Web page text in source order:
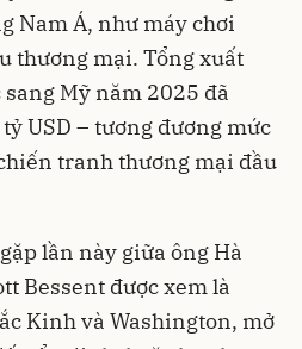
Nam Á, như máy chơi
thương mại. Tổng xuất
Mỹ năm 2025 đã
USD – tương đương mức
tranh thương mại đầu
lần này giữa ông Hà
Bessent được xem là
Kinh và Washington, mở